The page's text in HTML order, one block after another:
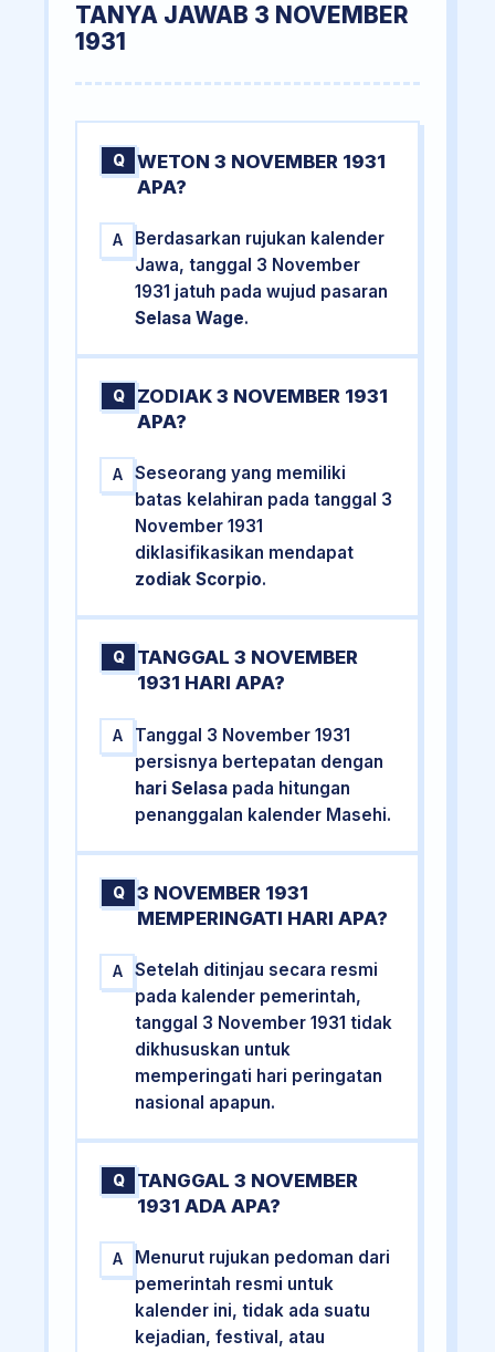
TANYA JAWAB 3 NOVEMBER
1931
Q
WETON 3 NOVEMBER 1931
APA?
A
Berdasarkan rujukan kalender
Jawa, tanggal 3 November
1931 jatuh pada wujud pasaran
Selasa Wage.
Q
ZODIAK 3 NOVEMBER 1931
APA?
A
Seseorang yang memiliki
batas kelahiran pada tanggal 3
November 1931
diklasifikasikan mendapat
zodiak Scorpio.
Q
TANGGAL 3 NOVEMBER
1931 HARI APA?
A
Tanggal 3 November 1931
persisnya bertepatan dengan
hari Selasa pada hitungan
penanggalan kalender Masehi.
Q
3 NOVEMBER 1931
MEMPERINGATI HARI APA?
A
Setelah ditinjau secara resmi
pada kalender pemerintah,
tanggal 3 November 1931 tidak
dikhususkan untuk
memperingati hari peringatan
nasional apapun.
Q
TANGGAL 3 NOVEMBER
1931 ADA APA?
A
Menurut rujukan pedoman dari
pemerintah resmi untuk
kalender ini, tidak ada suatu
kejadian, festival, atau